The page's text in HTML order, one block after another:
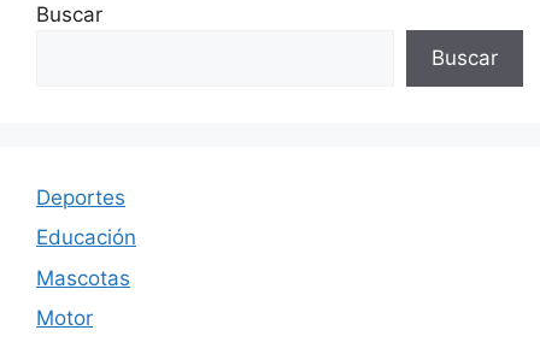
Buscar
Buscar
Deportes
Educación
Mascotas
Motor